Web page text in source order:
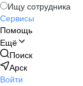
Ищу сотрудника
Сервисы
Помощь
Ещё
Поиск
Арск
Войти